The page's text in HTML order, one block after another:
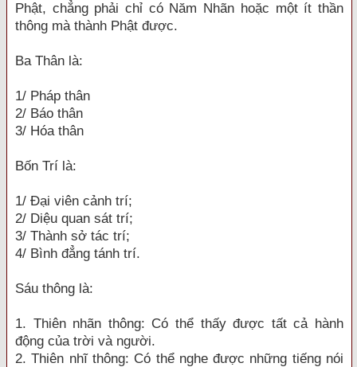
Phật, chẳng phải chỉ có Năm Nhãn hoặc một ít thần
thông mà thành Phật được.
Ba Thân là:
1/ Pháp thân
2/ Báo thân
3/ Hóa thân
Bốn Trí là:
1/ Đại viên cảnh trí;
2/ Diệu quan sát trí;
3/ Thành sở tác trí;
4/ Bình đẳng tánh trí.
Sáu thông là:
1. Thiên nhãn thông: Có thể thấy được tất cả hành
động của trời và người.
2. Thiên nhĩ thông: Có thể nghe được những tiếng nói